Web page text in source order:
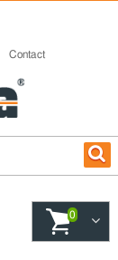
Contact
0